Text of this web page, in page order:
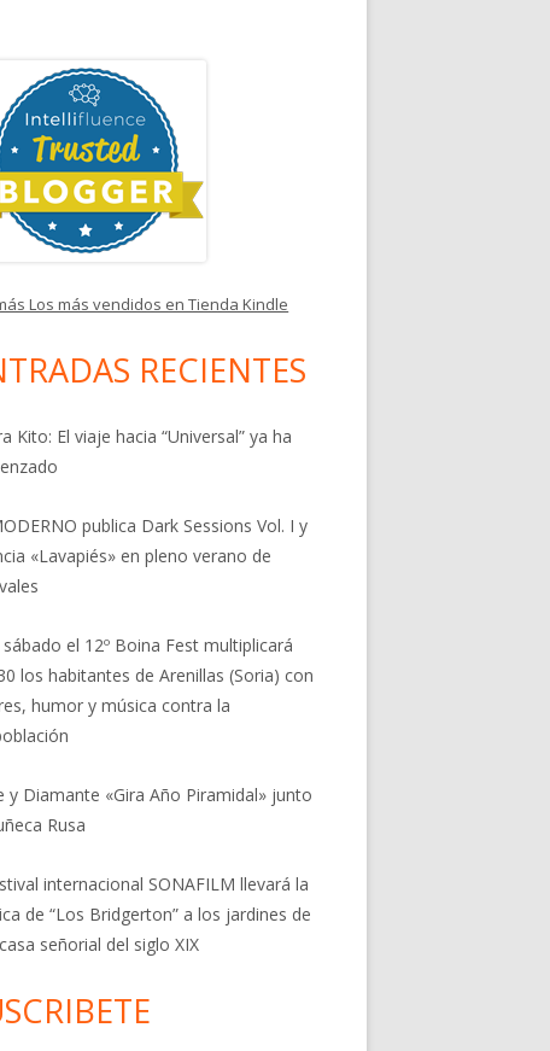
Los más vendidos en Tienda Kindle
RECIENTES
Kito: El viaje hacia “Universal” ya ha
publica Dark Sessions Vol. I y
«Lavapiés» en pleno verano de
sábado el 12º Boina Fest multiplicará
los habitantes de Arenillas (Soria) con
humor y música contra la
y Diamante «Gira Año Piramidal» junto
Rusa
internacional SONAFILM llevará la
de “Los Bridgerton” a los jardines de
señorial del siglo XIX